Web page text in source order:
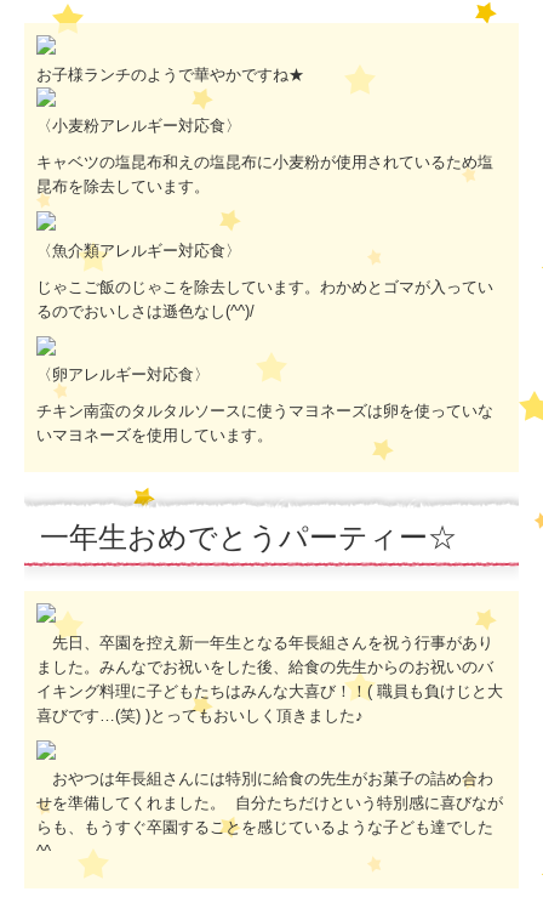
お子様ランチのようで華やかですね★
〈小麦粉アレルギー対応食〉
キャベツの塩昆布和えの塩昆布に小麦粉が使用されているため塩
昆布を除去しています。
〈魚介類アレルギー対応食〉
じゃこご飯のじゃこを除去しています。わかめとゴマが入ってい
るのでおいしさは遜色なし(^^)/
〈卵アレルギー対応食〉
チキン南蛮のタルタルソースに使うマヨネーズは卵を使っていな
いマヨネーズを使用しています。
一年生おめでとうパーティー☆
先日、卒園を控え新一年生となる年長組さんを祝う行事があり
ました。みんなでお祝いをした後、給食の先生からのお祝いのバ
イキング料理に子どもたちはみんな大喜び！！( 職員も負けじと大
喜びです…(笑) )とってもおいしく頂きました♪
おやつは年長組さんには特別に給食の先生がお菓子の詰め合わ
せを準備してくれました。 自分たちだけという特別感に喜びなが
らも、もうすぐ卒園することを感じているような子ども達でした
^^